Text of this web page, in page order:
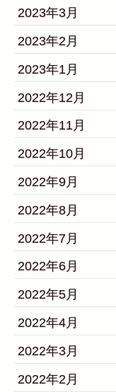
2023年3月
2023年2月
2023年1月
2022年12月
2022年11月
2022年10月
2022年9月
2022年8月
2022年7月
2022年6月
2022年5月
2022年4月
2022年3月
2022年2月